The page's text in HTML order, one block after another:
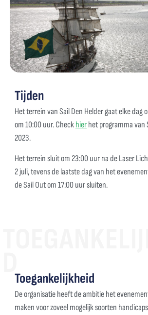
Tijden
Het terrein van Sail Den Helder gaat elke dag
om 10:00 uur. Checkhierhet programma van
2023.
Het terrein sluit om 23:00 uur na de Laser
2 juli, tevens de laatste dag van het
de Sail Out om 17:00 uur sluiten.
Toegankelijkheid
De organisatie heeft de ambitie het
maken voor zoveel mogelijk soorten